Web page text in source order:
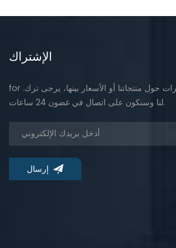
الإشتراك
for .استفسارات حول منتجاتنا أو الأسعار بينها، يرجى ترك
لنا وسنكون على اتصال في غضون 24 ساعات.